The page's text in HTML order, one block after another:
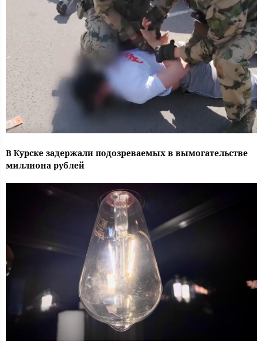
В Курске задержали подозреваемых в вымогательстве
миллиона рублей